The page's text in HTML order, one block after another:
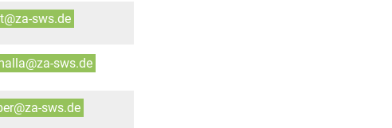
sws.de
sws.de
sws.de